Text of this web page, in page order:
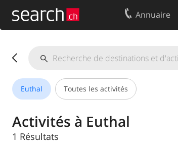
Annuaire
Euthal Toutes les activités
Activités à Euthal
1 Résultats
Centre clients
Mentions Légales